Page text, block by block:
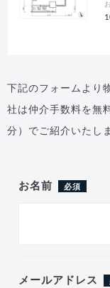
下記のフォームより
社は仲介手数料を無
分）でご紹介いたし
お名前 必須
メールアドレス